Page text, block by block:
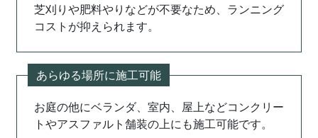
芝刈りや肥料やりなどが不要なため、ランニング
コストが抑えられます。
あらゆる場所に施工可能
お庭の他にベランダ、室内、屋上などコンクリー
トやアスファルト舗装の上にも施工可能です。